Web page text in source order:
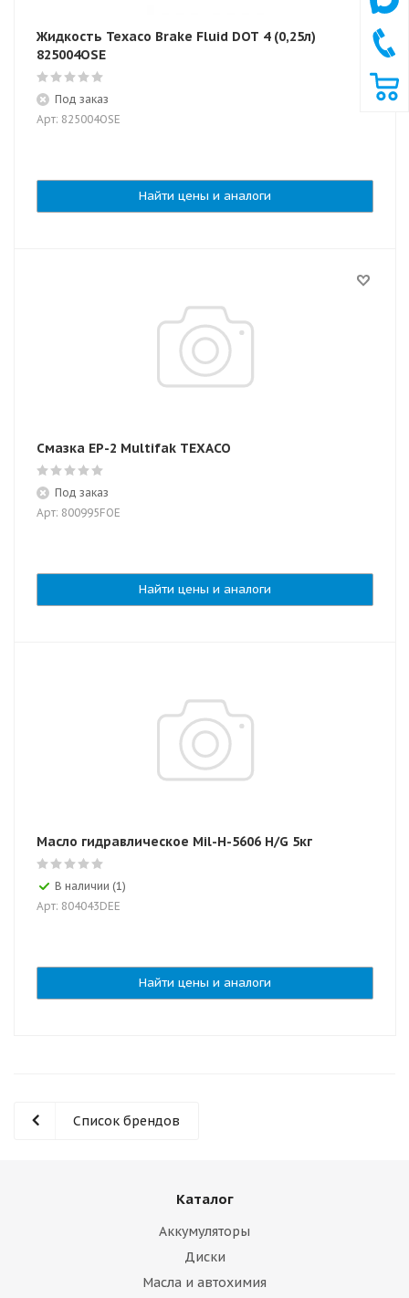
Жидкость Texaco Brake Fluid DOT 4 (0,25л)
825004OSE
Под заказ
Арт: 825004OSE
Найти цены и аналоги
Смазка EP-2 Multifak TEXACO
Под заказ
Арт: 800995FOE
Найти цены и аналоги
Масло гидравлическое Mil-H-5606 H/G 5кг
В наличии (1)
Арт: 804043DEE
Найти цены и аналоги
Список брендов
Каталог
Аккумуляторы
Диски
Масла и автохимия